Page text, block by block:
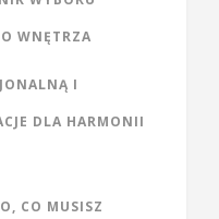
WNĘTRZA
I
DLA HARMONII
CO MUSISZ